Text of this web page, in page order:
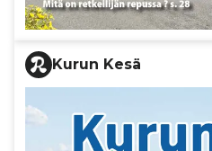
Kurun Kesä